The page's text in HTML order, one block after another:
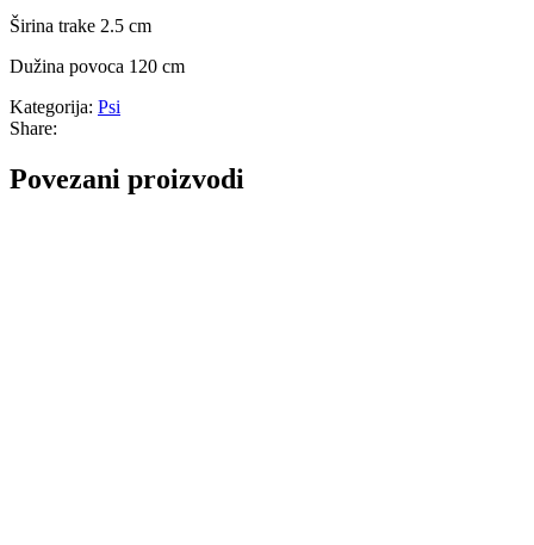
Širina trake 2.5 cm
Dužina povoca 120 cm
Kategorija: Psi
Share:
Povezani proizvodi